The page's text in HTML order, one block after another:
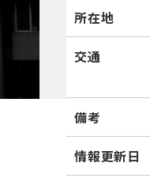
所在地
交通
備考
情報更新日